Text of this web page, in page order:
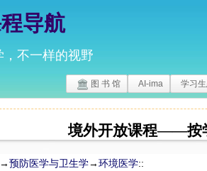
导航
，不一样的视野
图 书 馆 AI-ima 学习
境外开放课程——按
→预防医学与卫生学→环境医学::